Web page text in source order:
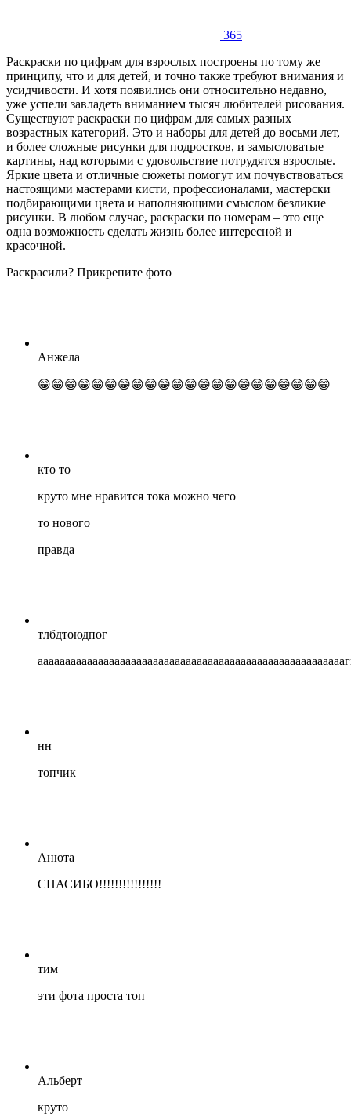
365
Раскраски по цифрам для взрослых построены по тому же
принципу, что и для детей, и точно также требуют внимания и
усидчивости. И хотя появились они относительно недавно,
уже успели завладеть вниманием тысяч любителей рисования.
Существуют раскраски по цифрам для самых разных
возрастных категорий. Это и наборы для детей до восьми лет,
и более сложные рисунки для подростков, и замысловатые
картины, над которыми с удовольствие потрудятся взрослые.
Яркие цвета и отличные сюжеты помогут им почувствоваться
настоящими мастерами кисти, профессионалами, мастерски
подбирающими цвета и наполняющими смыслом безликие
рисунки. В любом случае, раскраски по номерам – это еще
одна возможность сделать жизнь более интересной и
красочной.
Раскрасили? Прикрепите фото
Анжела
😁😁😁😁😁😁😁😁😁😁😁😁😁😁😁😁😁😁😁😁😁😁
кто то
круто мне нравится тока можно чего
то нового
правда
тлбдтоюдпог
нн
топчик
Анюта
СПАСИБО!!!!!!!!!!!!!!!!
тим
эти фота проста топ
Альберт
круто